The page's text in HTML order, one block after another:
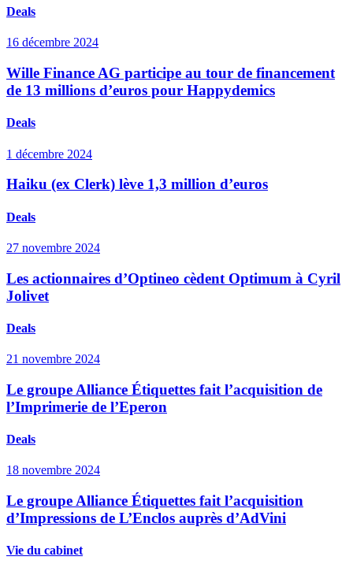
Deals
16 décembre 2024
Wille Finance AG participe au tour de financement
de 13 millions d’euros pour Happydemics
Deals
1 décembre 2024
Haiku (ex Clerk) lève 1,3 million d’euros
Deals
27 novembre 2024
Les actionnaires d’Optineo cèdent Optimum à Cyril
Jolivet
Deals
21 novembre 2024
Le groupe Alliance Étiquettes fait l’acquisition de
l’Imprimerie de l’Eperon
Deals
18 novembre 2024
Le groupe Alliance Étiquettes fait l’acquisition
d’Impressions de L’Enclos auprès d’AdVini
Vie du cabinet